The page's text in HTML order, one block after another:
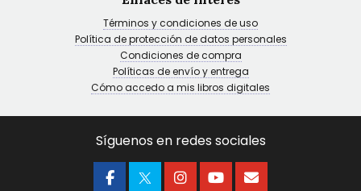
Términos y condiciones de uso
Política de protección de datos personales
Condiciones de compra
Políticas de envío y entrega
Cómo accedo a mis libros digitales
Síguenos en redes sociales